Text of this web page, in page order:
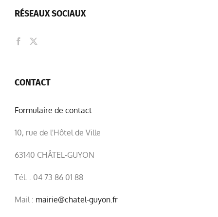
RÉSEAUX SOCIAUX
CONTACT
Formulaire de contact
10, rue de l'Hôtel de Ville
63140 CHÂTEL-GUYON
Tél. : 04 73 86 01 88
Mail : mairie@chatel-guyon.fr